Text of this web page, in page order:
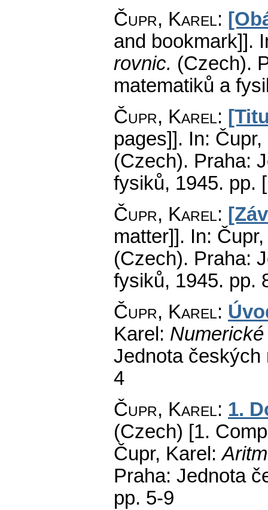
Čupr, Karel:
and bookmark]].
rovnic. (Czech).
matematiků a
Čupr, Karel:
pages]]. In:
(Czech). Praha:
fysiků, 1945. pp.
Čupr, Karel:
matter]]. In:
(Czech). Praha:
fysiků, 1945. pp.
Čupr, Karel:
Karel:
Jednota
4
Čupr, Karel: 1.
(Czech) [1.
Čupr, Karel:
Praha: Jednota
pp. 5-9